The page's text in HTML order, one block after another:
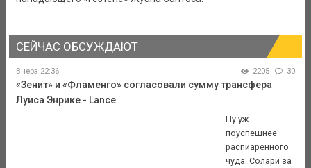
СЕЙЧАС ОБСУЖДАЮТ
Вчера 22:36 2205 30
«Зенит» и «Фламенго» согласовали сумму трансфера
Луиса Энрике - Lance
Ну уж
поуспешнее
распиаренного
чуда. Солари за